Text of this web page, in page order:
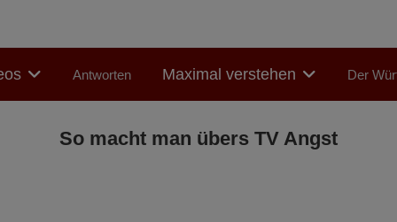
Antworten Maximal verstehen Der
So macht man übers TV Angst